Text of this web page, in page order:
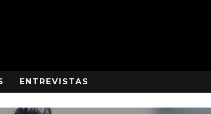
ENTREVISTAS